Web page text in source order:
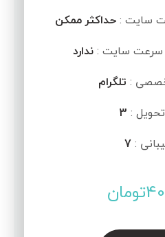
سایت :حداکثر ممکن
سرعت سایت :ندارد
: تلگرام
:
3
:
7
تومان